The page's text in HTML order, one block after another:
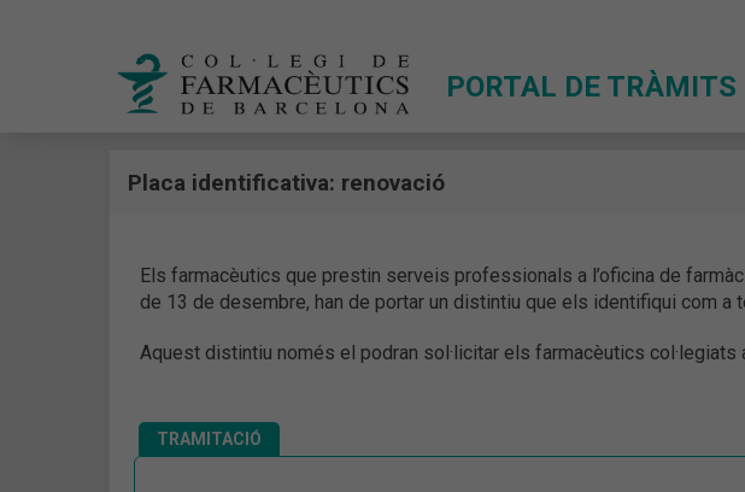
PORTAL DE TRÀMITS
Placa identificativa: renovació
Els farmacèutics que prestin serveis professionals a l’oficina de
de 13 de desembre, han de portar un distintiu que els identifiqui com a
Aquest distintiu només el podran sol·licitar els farmacèutics
TRAMITACIÓ